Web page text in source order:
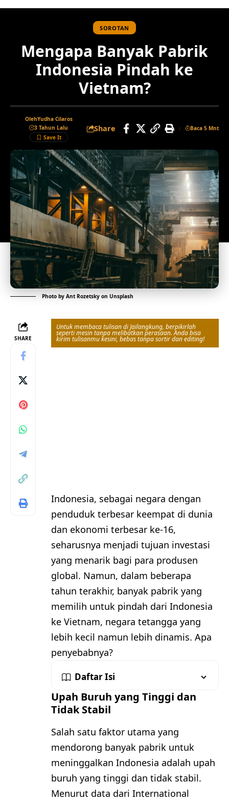
SOROTAN
Mengapa Banyak Pabrik
Indonesia Pindah ke
Vietnam?
OlehYudha Cilaros
3 Tahun Lalu
Share Baca 5 Mnt
Photo by Ant Rozetsky on Unsplash
SHARE
Untuk membaca tulisan di Jailangkung, berpikirlah
seperti mesin tanpa melibatkan perasaan. Anda bisa
kirim tulisanmu kesini, bebas tanpa sortir dan editing!
Indonesia, sebagai negara dengan
penduduk terbesar keempat di dunia
dan ekonomi terbesar ke-16,
seharusnya menjadi tujuan investasi
yang menarik bagi para produsen
global. Namun, dalam beberapa
tahun terakhir, banyak pabrik yang
memilih untuk pindah dari Indonesia
ke Vietnam, negara tetangga yang
lebih kecil namun lebih dinamis. Apa
penyebabnya?
Daftar Isi
Upah Buruh yang Tinggi dan
Tidak Stabil
Salah satu faktor utama yang
mendorong banyak pabrik untuk
meninggalkan Indonesia adalah upah
buruh yang tinggi dan tidak stabil.
Menurut data dari International